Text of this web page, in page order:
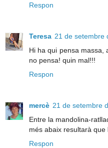
Respon
Teresa 21 de setembre
Hi ha qui pensa massa,
no pensa! quin mal!!!
Respon
mercè 21 de setembre
Entre la mandolina-
més abaix resultarà
Respon